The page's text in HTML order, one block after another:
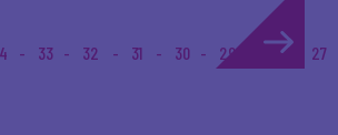
33 32 31 30 29 28 27